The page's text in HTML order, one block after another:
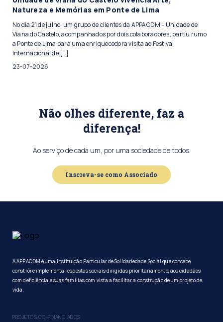
Natureza e Memórias em Ponte de Lima
No dia 21 de julho, um grupo de clientes da APPACDM – Unidade de
Viana do Castelo, acompanhados por dois colaboradores, partiu rumo
a Ponte de Lima para uma enriquecedora visita ao Festival
Internacional de […]
23-07-2026
Não olhes diferente, faz a
diferença!
Ao serviço de cada um, por uma sociedade de todos.
Inscreva-se como Associado
A APPACDM é uma Instituição Particular de Solidariedade Social que concebe,
constrói e implementa respostas sociais dirigidas prioritariamente, aos cidadãos
com deficiência e suas famílias com vista a facilitar a construção de um projeto de
vida.
PROJETOS CO-FINANCIADOS